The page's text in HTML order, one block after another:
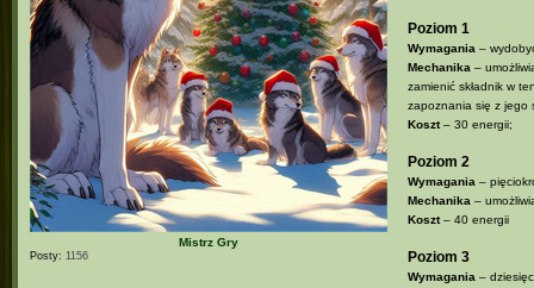
Mistrz Gry
Posty: 1156
Poziom 1
Wymagania –
Mechanika –
zamienić składnik w
zapoznania się z jego
Koszt– 30 energii;
Poziom 2
Wymagania –
Mechanika –
Koszt– 40 energii
Poziom 3
Wymagania –